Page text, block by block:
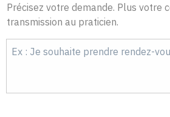
Précisez votre demande. Plus votre
transmission au praticien.